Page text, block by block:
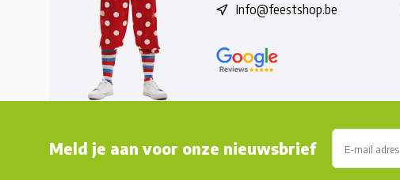
Info@feestshop.be
Meld je aan voor onze nieuwsbrief